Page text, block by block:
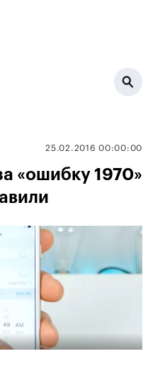
25.02.2016 00:00:00
«ошибку 1970»